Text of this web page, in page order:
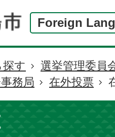
Foreign
す
選挙管理委員
務局
在外投票